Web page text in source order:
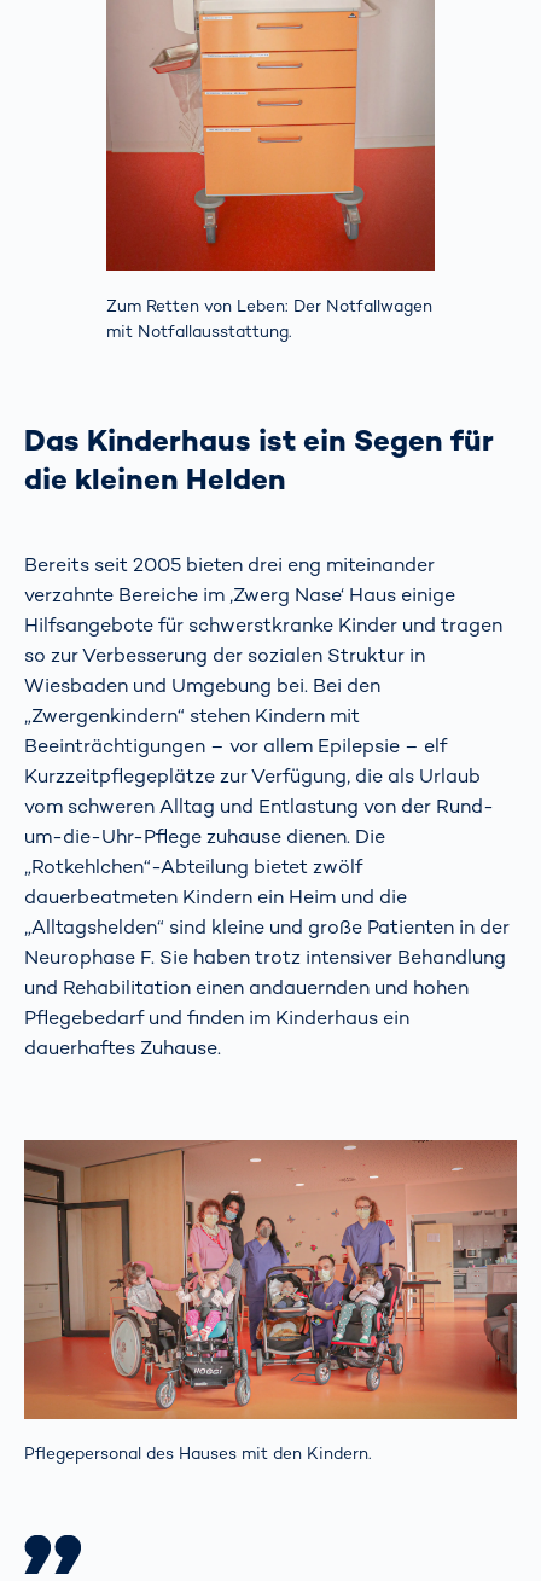
Zum Retten von Leben: Der Notfallwagen
mit Notfallausstattung.
Das Kinderhaus ist ein Segen für
die kleinen Helden
Bereits seit 2005 bieten drei eng miteinander
verzahnte Bereiche im ‚Zwerg Nase‘ Haus einige
Hilfsangebote für schwerstkranke Kinder und tragen
so zur Verbesserung der sozialen Struktur in
Wiesbaden und Umgebung bei. Bei den
„Zwergenkindern“ stehen Kindern mit
Beeinträchtigungen – vor allem Epilepsie – elf
Kurzzeitpflegeplätze zur Verfügung, die als Urlaub
vom schweren Alltag und Entlastung von der Rund-
um-die-Uhr-Pflege zuhause dienen. Die
„Rotkehlchen“-Abteilung bietet zwölf
dauerbeatmeten Kindern ein Heim und die
„Alltagshelden“ sind kleine und große Patienten in der
Neurophase F. Sie haben trotz intensiver Behandlung
und Rehabilitation einen andauernden und hohen
Pflegebedarf und finden im Kinderhaus ein
dauerhaftes Zuhause.
Pflegepersonal des Hauses mit den Kindern.